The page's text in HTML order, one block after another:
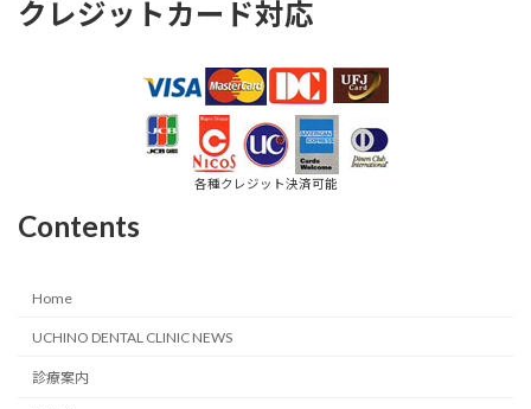
クレジットカード対応
各種クレジット決済可能
Contents
Home
UCHINO DENTAL CLINIC NEWS
診療案内